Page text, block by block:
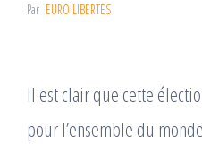
Par EURO LIBERTES
Il est clair que cette
pour l’ensemble du